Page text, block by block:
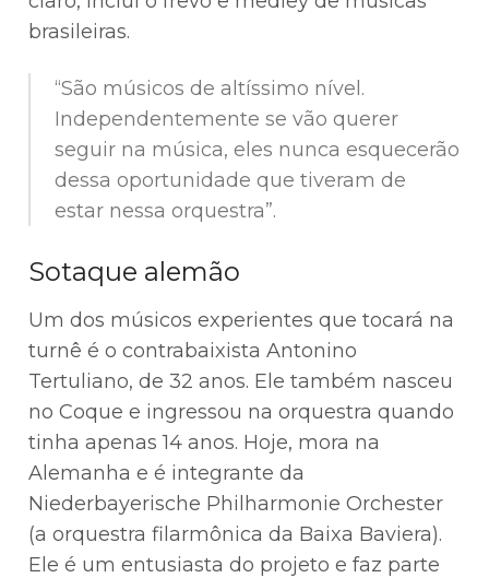
brasileiras.
“São músicos de altíssimo nível.
Independentemente se vão querer
seguir na música, eles nunca esquecerão
dessa oportunidade que tiveram de
estar nessa orquestra”.
Sotaque alemão
Um dos músicos experientes que tocará na
turnê é o contrabaixista Antonino
Tertuliano, de 32 anos. Ele também nasceu
no Coque e ingressou na orquestra quando
tinha apenas 14 anos. Hoje, mora na
Alemanha e é integrante da
Niederbayerische Philharmonie Orchester
(a orquestra filarmônica da Baixa Baviera).
Ele é um entusiasta do projeto e faz parte